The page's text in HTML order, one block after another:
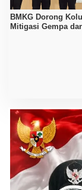
BMKG Dorong
Mitigasi Gempa